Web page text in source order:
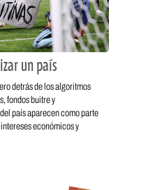
un país
detrás de los algoritmos
fondos buitre y
país aparecen como parte
económicos y